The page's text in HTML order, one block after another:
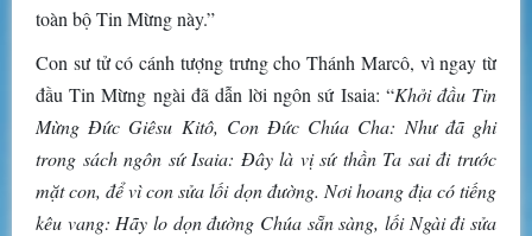
toàn bộ Tin Mừng này.”
Con sư tử có cánh tượng trưng cho Thánh Marcô, vì ngay từ
đầu Tin Mừng ngài đã dẫn lời ngôn sứ Isaia: “Khởi đầu Tin
Mừng Đức Giêsu Kitô, Con Đức Chúa Cha: Như đã ghi
trong sách ngôn sứ Isaia: Đây là vị sứ thần Ta sai đi trước
mặt con, để vì con sửa lối dọn đường. Nơi hoang địa có tiếng
kêu vang: Hãy lo dọn đường Chúa sẵn sàng, lối Ngài đi sửa